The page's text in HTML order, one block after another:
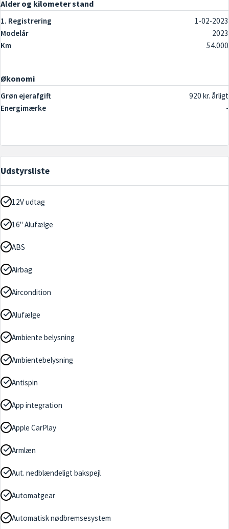
Alder og kilometer stand
1. Registrering
1-02-2023
Modelår
2023
Km
54.000
Økonomi
Grøn ejerafgift
920 kr. årligt
Energimærke
-
Udstyrsliste
12V udtag
16" Alufælge
ABS
Airbag
Aircondition
Alufælge
Ambiente belysning
Ambientebelysning
Antispin
App integration
Apple CarPlay
Armlæn
Aut. nedblændeligt bakspejl
Automatgear
Automatisk nødbremsesystem